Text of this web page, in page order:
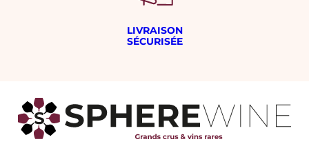
LIVRAISON
SÉCURISÉE